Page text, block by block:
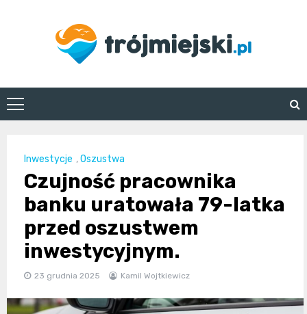
trojmiejski.pl
Inwestycje ,Oszustwa
Czujność pracownika
banku uratowała 79-latka
przed oszustwem
inwestycyjnym.
23 grudnia 2025 Kamil Wojtkiewicz